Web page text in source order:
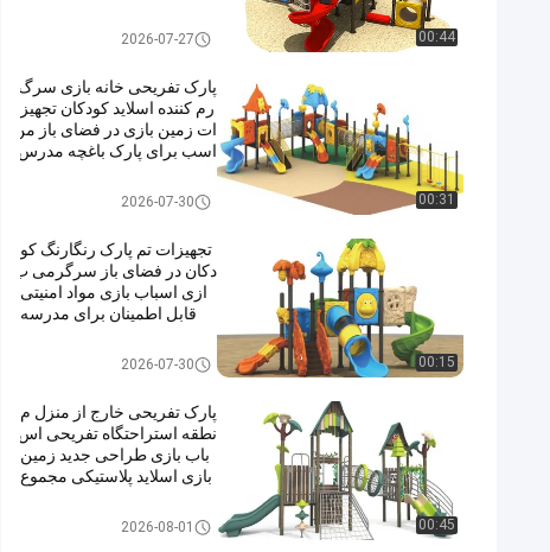
00:44
کننده برای فروش
زمین بازی در فضای باز2026-07-27
00:31
پارک تفریحی خانه بازی سرگ
رم کننده اسلاید کودکان تجهیز
ات زمین بازی در فضای باز من
اسب برای پارک باغچه مدرس
زمین بازی در فضای باز2026-07-30
00:15
تجهیزات تم پارک رنگارنگ کو
دکان در فضای باز سرگرمی ب
ازی اسباب بازی مواد امنیتی
قابل اطمینان برای مدرسه
زمین بازی در فضای باز2026-07-30
00:45
پارک تفریحی خارج از منزل م
نطقه استراحتگاه تفریحی اس
باب بازی طراحی جدید زمین
بازی اسلاید پلاستیکی مجموع
زمین بازی در فضای باز2026-08-01